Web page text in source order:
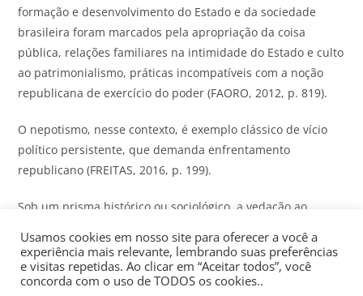
formação e desenvolvimento do Estado e da sociedade
brasileira foram marcados pela apropriação da coisa
pública, relações familiares na intimidade do Estado e culto
ao patrimonialismo, práticas incompatíveis com a noção
republicana de exercício do poder (FAORO, 2012, p. 819).
O nepotismo, nesse contexto, é exemplo clássico de vício
político persistente, que demanda enfrentamento
republicano (FREITAS, 2016, p. 199).
Sob um prisma histórico ou sociológico, a vedação ao
crucial para a evolução da dimensão de República e à
maturidade democrática ou institucional, panorama em
que a moralidade não é um bem ou uma finalidade
Usamos cookies em nosso site para oferecer a você a
experiência mais relevante, lembrando suas preferências
e visitas repetidas. Ao clicar em “Aceitar todos”, você
concorda com o uso de TODOS os cookies..